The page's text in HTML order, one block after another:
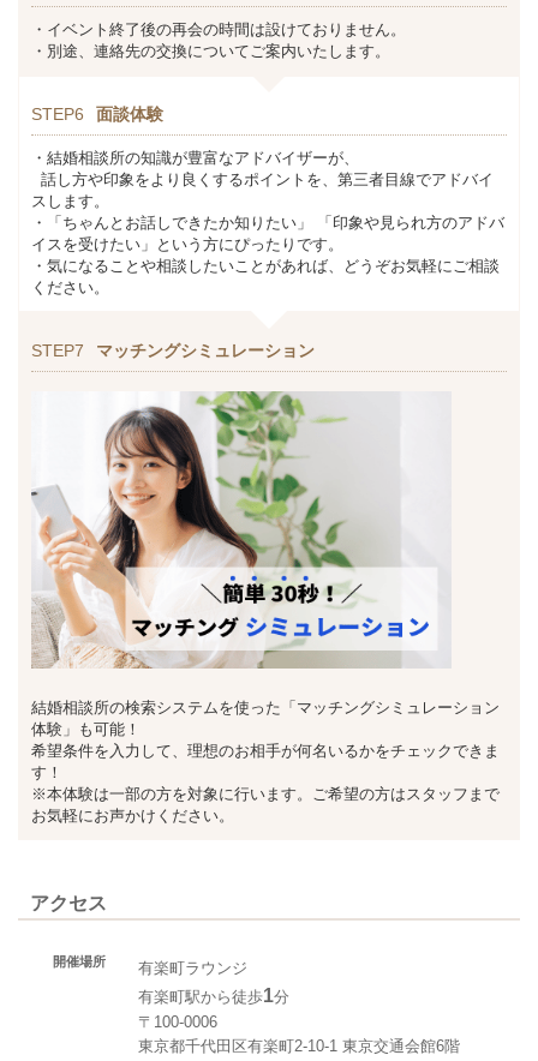
・イベント終了後の再会の時間は設けておりません。
・別途、連絡先の交換についてご案内いたします。
STEP6 面談体験
・結婚相談所の知識が豊富なアドバイザーが、
話し方や印象をより良くするポイントを、第三者目線でアドバイ
スします。
・「ちゃんとお話しできたか知りたい」 「印象や見られ方のアドバ
イスを受けたい」という方にぴったりです。
・気になることや相談したいことがあれば、どうぞお気軽にご相談
ください。
STEP7 マッチングシミュレーション
結婚相談所の検索システムを使った「マッチングシミュレーション
体験」も可能！
希望条件を入力して、理想のお相手が何名いるかをチェックできま
す！
※本体験は一部の方を対象に行います。ご希望の方はスタッフまで
お気軽にお声かけください。
アクセス
開催場所
有楽町ラウンジ
有楽町駅から徒歩1分
〒100-0006
東京都千代田区有楽町2-10-1 東京交通会館6階